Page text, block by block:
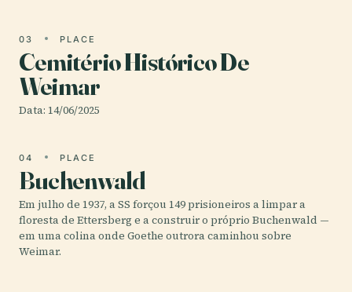
03 PLACE
Cemitério Histórico De
Weimar
Data: 14/06/2025
04 PLACE
Buchenwald
Em julho de 1937, a SS forçou 149 prisioneiros a limpar a
floresta de Ettersberg e a construir o próprio Buchenwald —
em uma colina onde Goethe outrora caminhou sobre
Weimar.